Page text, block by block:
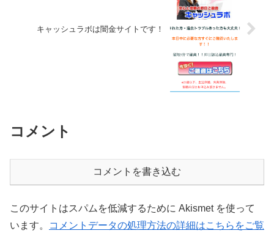
キャッシュラボは闇金サイトです！
コメント
コメントを書き込む
このサイトはスパムを低減するために Akismet を使って
います。
コメントデータの処理方法の詳細はこちらをご覧